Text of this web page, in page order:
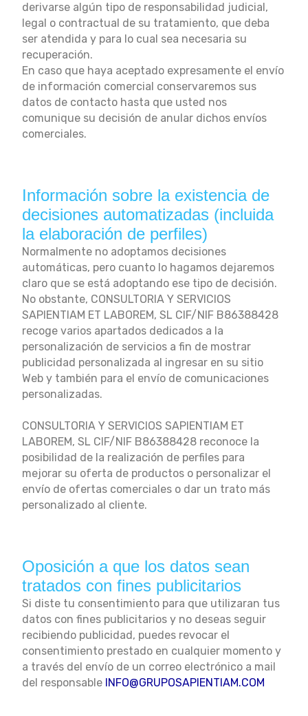
derivarse algún tipo de responsabilidad judicial,
legal o contractual de su tratamiento, que deba
ser atendida y para lo cual sea necesaria su
recuperación.
En caso que haya aceptado expresamente el envío
de información comercial conservaremos sus
datos de contacto hasta que usted nos
comunique su decisión de anular dichos envíos
comerciales.
Información sobre la existencia de
decisiones automatizadas (incluida
la elaboración de perfiles)
Normalmente no adoptamos decisiones
automáticas, pero cuanto lo hagamos dejaremos
claro que se está adoptando ese tipo de decisión.
No obstante, CONSULTORIA Y SERVICIOS
SAPIENTIAM ET LABOREM, SL CIF/NIF B86388428
recoge varios apartados dedicados a la
personalización de servicios a fin de mostrar
publicidad personalizada al ingresar en su sitio
Web y también para el envío de comunicaciones
personalizadas.
CONSULTORIA Y SERVICIOS SAPIENTIAM ET
LABOREM, SL CIF/NIF B86388428 reconoce la
posibilidad de la realización de perfiles para
mejorar su oferta de productos o personalizar el
envío de ofertas comerciales o dar un trato más
personalizado al cliente.
Oposición a que los datos sean
tratados con fines publicitarios
Si diste tu consentimiento para que utilizaran tus
datos con fines publicitarios y no deseas seguir
recibiendo publicidad, puedes revocar el
consentimiento prestado en cualquier momento y
a través del envío de un correo electrónico a mail
del responsable INFO@GRUPOSAPIENTIAM.COM